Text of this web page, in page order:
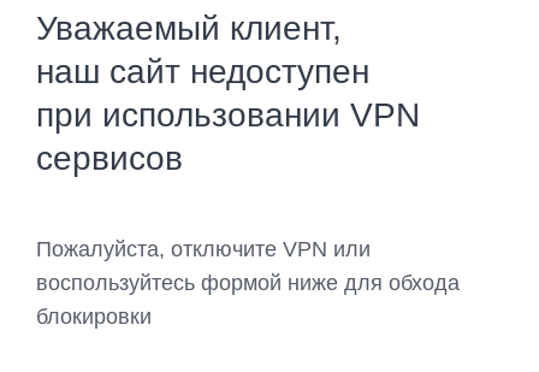
Уважаемый клиент,
наш сайт недоступен
при использовании VPN
сервисов
Пожалуйста, отключите VPN или
воспользуйтесь формой ниже для обхода
блокировки